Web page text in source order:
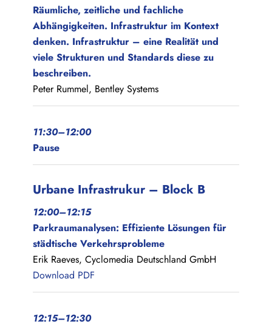
Räumliche, zeitliche und fachliche
Abhängigkeiten. Infrastruktur im Kontext
denken. Infrastruktur – eine Realität und
viele Strukturen und Standards diese zu
beschreiben.
Peter Rummel, Bentley Systems
11:30–12:00
Pause
Urbane Infrastrukur – Block B
12:00–12:15
Parkraumanalysen: Effiziente Lösungen für
städtische Verkehrsprobleme
Erik Raeves, Cyclomedia Deutschland GmbH
Download PDF
12:15–12:30